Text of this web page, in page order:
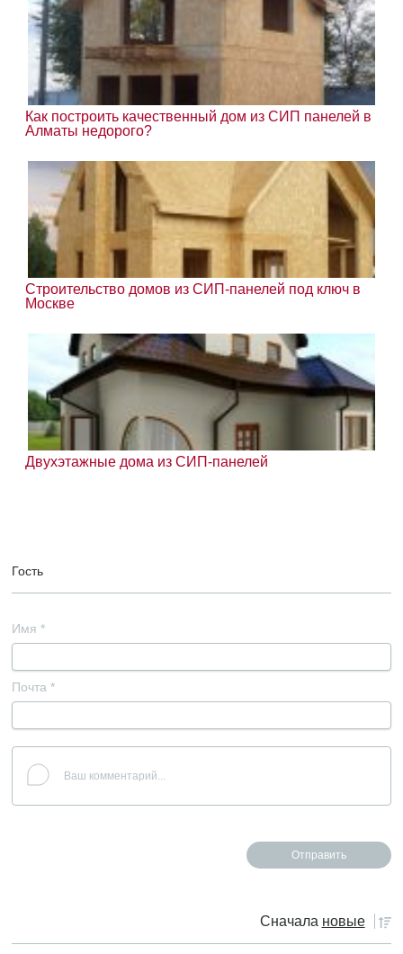
Как построить качественный дом из СИП панелей в
Алматы недорого?
Строительство домов из СИП-панелей под ключ в
Москве
Двухэтажные дома из СИП-панелей
Гость
Имя *
Почта *
Сначала новые